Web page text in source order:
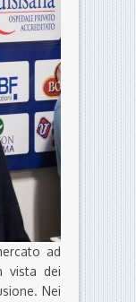
ad
vista dei
Nei